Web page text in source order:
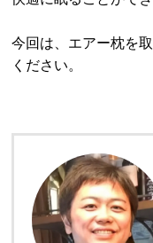
今回は、エアー枕を
ください。